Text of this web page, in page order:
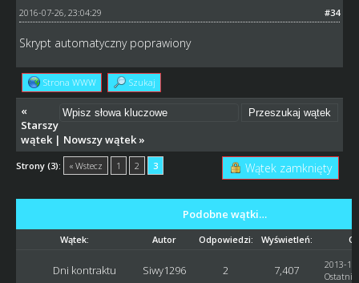
#34
2016-07-26, 23:04:29
Skrypt automatyczny poprawiony
Strona WWW Szukaj
«
Starszy
wątek| Nowszy wątek»
Strony (3): « Wstecz 1 2 3 Wątek zamknięty
Podobne wątki…
Wątek: Autor Odpowiedzi: Wyświetleń:
Dni kontraktu Siwy1296 2 7,407
2013-
Ostatni